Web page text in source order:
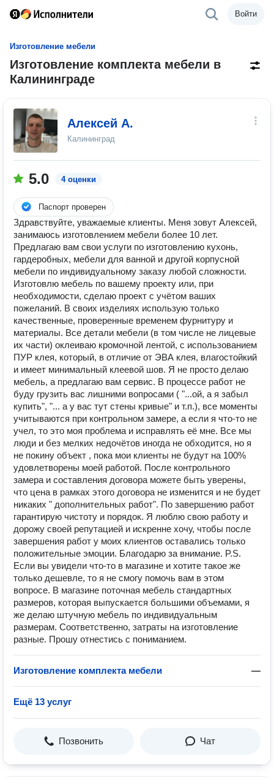
Войти
Изготовление мебели
Изготовление комплекта мебели в
Калининграде
Алексей А.
Калининград
5.0 4 оценки
Паспорт проверен
Здравствуйте, уважаемые клиенты. Меня зовут Алексей,
занимаюсь изготовлением мебели более 10 лет.
Предлагаю вам свои услуги по изготовлению кухонь,
гардеробных, мебели для ванной и другой корпусной
мебели по индивидуальному заказу любой сложности.
Изготовлю мебель по вашему проекту или, при
необходимости, сделаю проект с учётом ваших
пожеланий. В своих изделиях использую только
качественные, проверенные временем фурнитуру и
материалы. Все детали мебели (в том числе не лицевые
их части) оклеиваю кромочной лентой, с использованием
ПУР клея, который, в отличие от ЭВА клея, влагостойкий
и имеет минимальный клеевой шов. Я не просто делаю
мебель, а предлагаю вам сервис. В процессе работ не
буду грузить вас лишними вопросами ( "...ой, а я забыл
купить", "... а у вас тут стены кривые" и т.п.), все моменты
учитываются при контрольном замере, а если я что-то не
учел, то это моя проблема и исправлять её мне. Все мы
люди и без мелких недочётов иногда не обходится, но я
не покину объект , пока мои клиенты не будут на 100%
удовлетворены моей работой. После контрольного
замера и составления договора можете быть уверены,
что цена в рамках этого договора не изменится и не будет
никаких " дополнительных работ". По завершению работ
гарантирую чистоту и порядок. Я люблю свою работу и
дорожу своей репутацией и искренне хочу, чтобы после
завершения работ у моих клиентов оставались только
положительные эмоции. Благодарю за внимание. P.S.
Если вы увидели что-то в магазине и хотите такое же
только дешевле, то я не смогу помочь вам в этом
вопросе. В магазине поточная мебель стандартных
размеров, которая выпускается большими объемами, я
же делаю штучную мебель по индивидуальным
размерам. Соответственно, затраты на изготовление
разные. Прошу отнестись с пониманием.
Изготовление комплекта мебели —
Ещё 13 услуг
Позвонить Чат